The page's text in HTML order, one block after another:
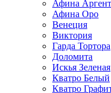
Афина
Афина Оро
Венеция
Виктория
Гарда Тортора
Доломита
Искья Зеленая
Кватро Белый
Кватро